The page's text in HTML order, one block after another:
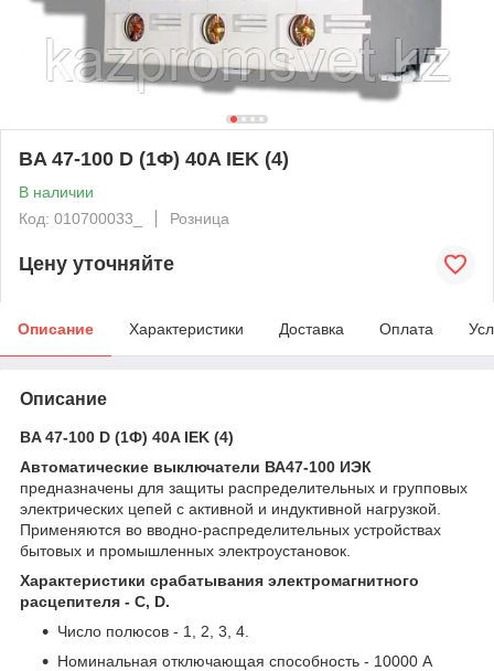
BA 47-100 D (1Ф) 40A IEK (4)
В наличии
Код: 010700033_
Розница
Цену уточняйте
Описание Характеристики Доставка Оплата
Описание
BA 47-100 D (1Ф) 40A IEK (4)
Автоматические выключатели ВА47-100 ИЭК
предназначены для защиты распределительных и групповых
электрических цепей с активной и индуктивной нагрузкой.
Применяются во вводно-распределительных устройствах
бытовых и промышленных электроустановок.
Характеристики срабатывания электромагнитного
расцепителя - C, D.
Число полюсов - 1, 2, 3, 4.
Номинальная отключающая способность - 10000 А